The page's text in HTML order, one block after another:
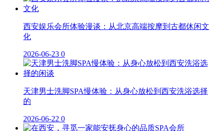
西安娱乐会所体验漫谈：从北京高端按摩到古都休闲文
化
2026-06-23 0
天津男士洗脚SPA慢体验：从身心放松到西安洗浴选择
的
2026-06-22 0